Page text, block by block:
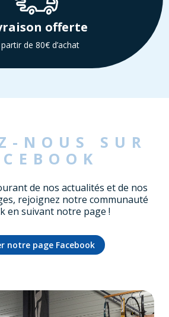
offerte
de 80€ d’achat
NOUS SUR
de nos actualités et de nos
rejoignez notre communauté
en suivant notre page !
notre page Facebook